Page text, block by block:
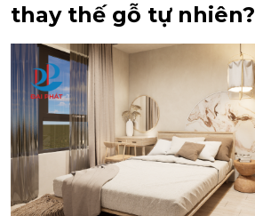
thay thế gỗ tự nhiên?